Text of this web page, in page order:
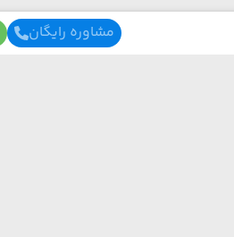
مشاوره رایگان